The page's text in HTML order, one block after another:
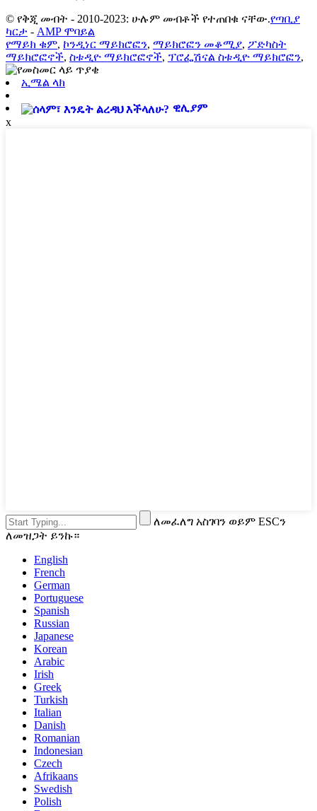
© የቅጂ መብት - 2010-2023: ሁሉም መብቶች የተጠበቁ ናቸው.የጣቢያ
ካርታ - AMP ሞባይል
የማይክ ቁም, ኮንዲነር ማይክሮፎን, ማይክሮፎን መቆሚያ, ፖድካስት
ማይክሮፎኖች, ስቱዲዮ ማይክሮፎኖች, ፕሮፌሽናል ስቱዲዮ ማይክሮፎን,
ኢሜል ላክ
ዊሊያም
x
ለመፈለግ አስገባን ወይም ESCን
ለመዝጋት ይንኩ።
English
French
German
Portuguese
Spanish
Russian
Japanese
Korean
Arabic
Irish
Greek
Turkish
Italian
Danish
Romanian
Indonesian
Czech
Afrikaans
Swedish
Polish